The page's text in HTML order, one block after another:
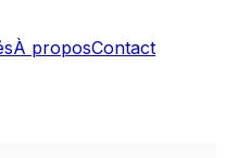
À proposContact